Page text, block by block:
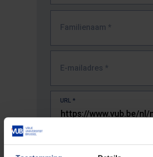
Familienaam *
E-mailadres *
URL *
De volledige URL van de pagina waar je